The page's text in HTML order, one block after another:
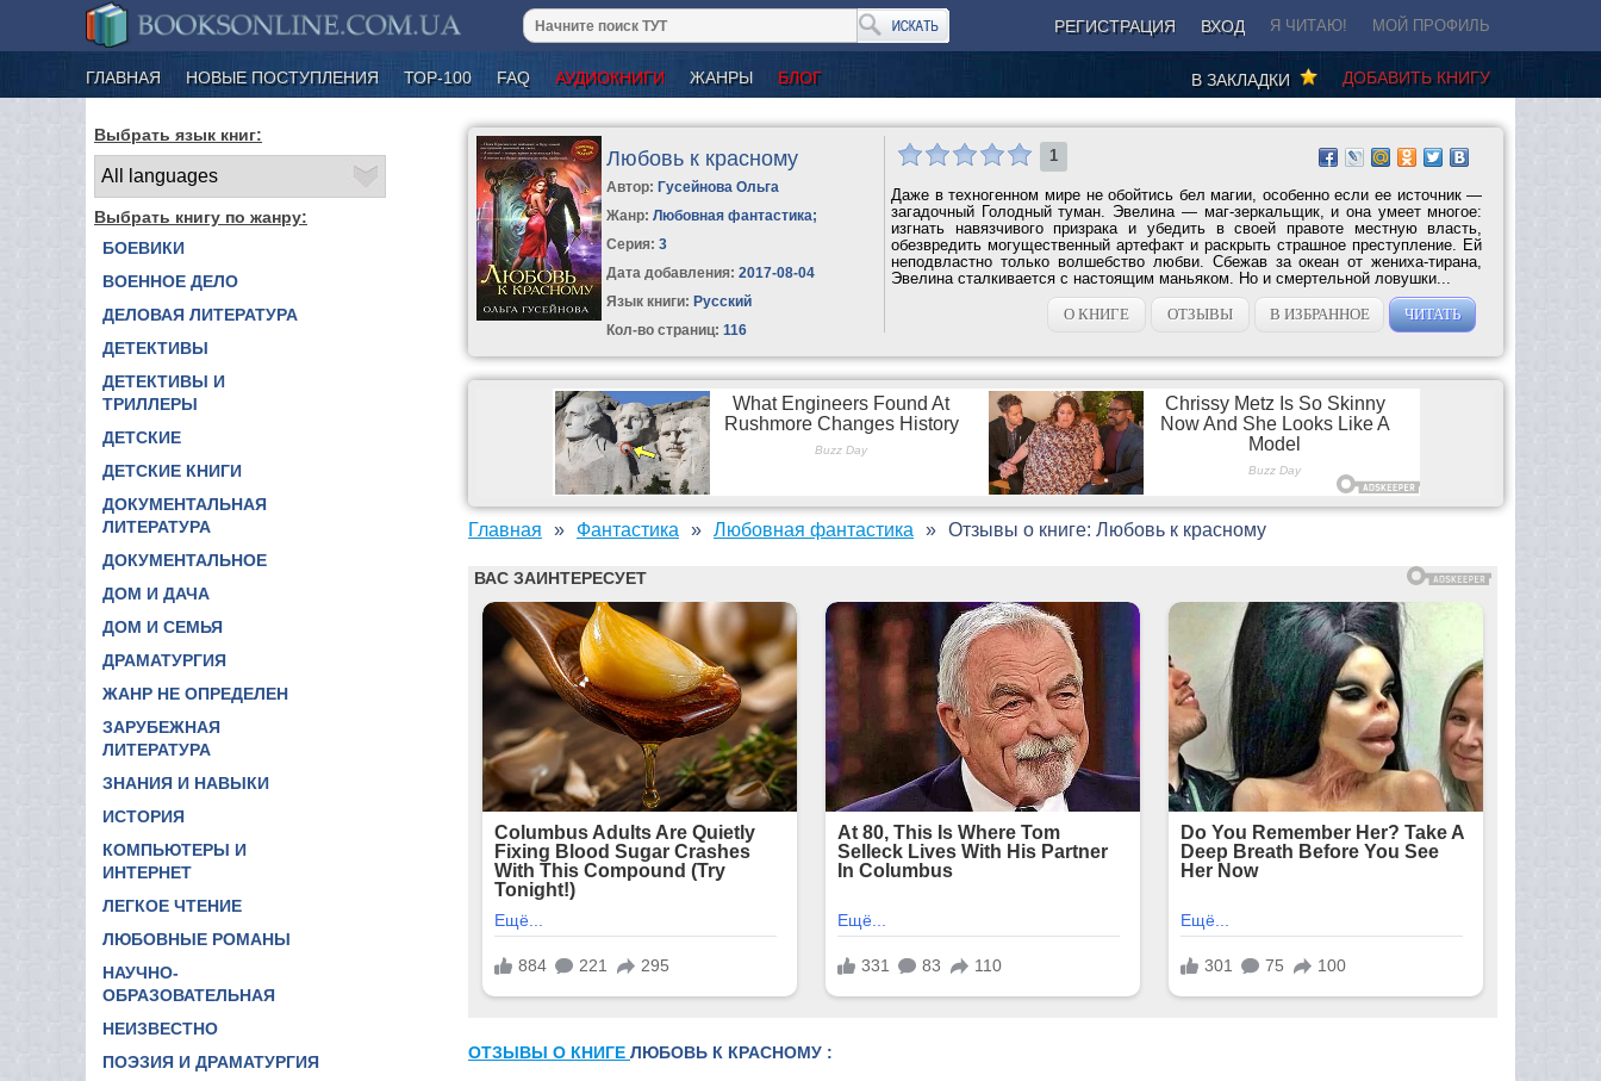
РЕГИСТРАЦИЯ ВХОД Я ЧИТАЮ! МОЙ ПРОФИЛЬ
ГЛАВНАЯ НОВЫЕ ПОСТУПЛЕНИЯ ТОР-100 FAQ АУДИОКНИГИ ЖАНРЫ БЛОГ ДОБАВИТЬ КНИГУ
В ЗАКЛАДКИ
Выбрать язык книг:
Выбрать книгу по жанру:
БОЕВИКИ
ВОЕННОЕ ДЕЛО
ДЕЛОВАЯ ЛИТЕРАТУРА
ДЕТЕКТИВЫ
ДЕТЕКТИВЫ И
ТРИЛЛЕРЫ
ДЕТСКИЕ
ДЕТСКИЕ КНИГИ
ДОКУМЕНТАЛЬНАЯ
ЛИТЕРАТУРА
ДОКУМЕНТАЛЬНОЕ
ДОМ И ДАЧА
ДОМ И СЕМЬЯ
ДРАМАТУРГИЯ
ЖАНР НЕ ОПРЕДЕЛЕН
ЗАРУБЕЖНАЯ
ЛИТЕРАТУРА
ЗНАНИЯ И НАВЫКИ
ИСТОРИЯ
КОМПЬЮТЕРЫ И
ИНТЕРНЕТ
ЛЕГКОЕ ЧТЕНИЕ
ЛЮБОВНЫЕ РОМАНЫ
НАУЧНО-
ОБРАЗОВАТЕЛЬНАЯ
НЕИЗВЕСТНО
ПОЭЗИЯ И ДРАМАТУРГИЯ
Любовь к красному
Автор: Гусейнова Ольга
Жанр: Любовная фантастика;
Серия:3
Дата добавления: 2017-08-04
Язык книги: Русский
Кол-во страниц: 116
1
Даже в техногенном мире не обойтись бел магии, особенно если ее источник —
загадочный Голодный туман. Эвелина — маг-зеркальщик, и она умеет многое:
изгнать навязчивого призрака и убедить в своей правоте местную власть,
обезвредить могущественный артефакт и раскрыть страшное преступление. Ей
неподвластно только волшебство любви. Сбежав за океан от жениха-тирана,
Эвелина сталкивается с настоящим маньяком. Но и смертельной ловушки...
О КНИГЕ
ОТЗЫВЫ В ИЗБРАННОЕ ЧИТАТЬ
Главная Фантастика Любовная фантастика Отзывы о книге: Любовь к красному
ОТЗЫВЫ О КНИГЕ ЛЮБОВЬ К КРАСНОМУ :